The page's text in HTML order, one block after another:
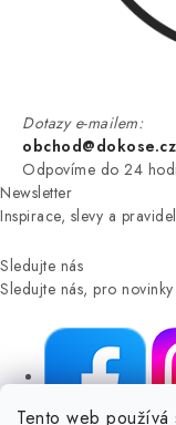
Tento web
Dotazy e-mailem:
obchod@dokose.cz
Odpovíme do 24
Newsletter
Inspirace, slevy a
Sledujte nás
Sledujte nás, pro